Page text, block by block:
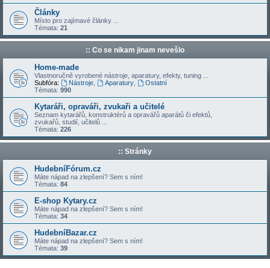
Články
Místo pro zajímavé články ...
Témata: 21
:: Co se nikam jinam nevešlo
Home-made
Vlastnoručně vyrobené nástroje, aparatury, efekty, tuning ...
Subfóra:
Nástroje, Aparatury,
Ostatní
Témata: 990
Kytaráři, opraváři, zvukaři a učitelé
Seznam kytarářů, konstruktérů a opravářů aparátů či efektů,
zvukařů, studií, učitelů ...
Témata: 226
:: Stránky
HudebníFórum.cz
Máte nápad na zlepšení? Sem s ním!
Témata: 84
E-shop Kytary.cz
Máte nápad na zlepšení? Sem s ním!
Témata: 34
HudebníBazar.cz
Máte nápad na zlepšení? Sem s ním!
Témata: 39